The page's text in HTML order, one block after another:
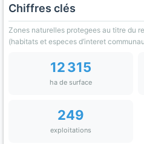
Chiffres clés
Zones naturelles protegees au titre du
(habitats et especes d’interet
12 315
ha de surface
249
exploitations